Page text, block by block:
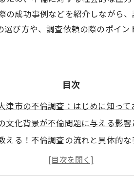
成功事例などを紹介しながら
び方や、調査依頼の際のポイン
目次
津市の不倫調査：はじめに知って
文化背景が不倫問題に与える影響
える！不倫調査の流れと具体的な
見した後の心の痛み、その対処法
る探偵の見極め方：成功事例と失